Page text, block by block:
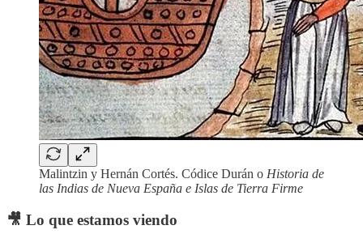
Malintzin y Hernán Cortés. Códice Durán o Historia de
las Indias de Nueva España e Islas de Tierra Firme
🎥 Lo que estamos viendo